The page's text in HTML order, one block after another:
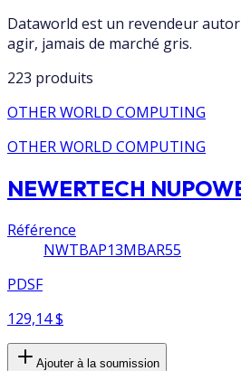
Dataworld est un revendeur
agir, jamais de marché gris.
223 produits
OTHER WORLD COMPUTING
OTHER WORLD COMPUTING
NEWERTECH
Référence
NWTBAP13MBAR55
PDSF
129,14 $
Ajouter à la soumission